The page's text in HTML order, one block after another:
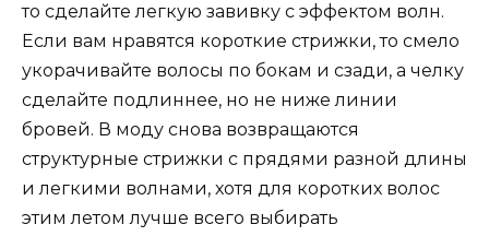
то сделайте легкую завивку с эффектом волн.
Если вам нравятся короткие стрижки, то смело
укорачивайте волосы по бокам и сзади, а челку
сделайте подлиннее, но не ниже линии
бровей. В моду снова возвращаются
структурные стрижки с прядями разной длины
и легкими волнами, хотя для коротких волос
этим летом лучше всего выбирать